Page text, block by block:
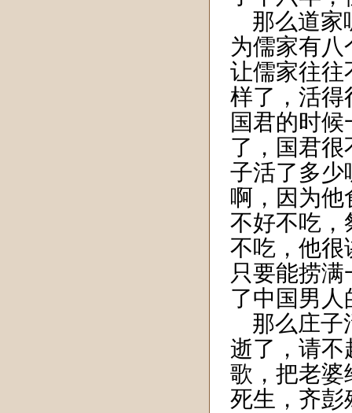
那么道家
为儒家有八
让儒家往往
样了，活得
国君的时
了，国君很
子活了多少
啊，因为他
不好不吃，
不吃，他很
只要能捞
了中国男
那么庄子
逝了，请不
歌，把老婆
死生，齐